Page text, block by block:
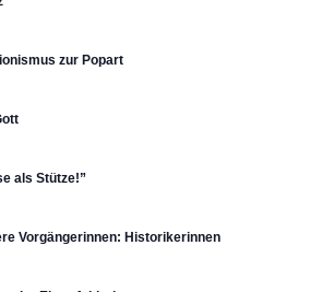
zur Popart
als Stütze!”
Vorgängerinnen: Historikerinnen